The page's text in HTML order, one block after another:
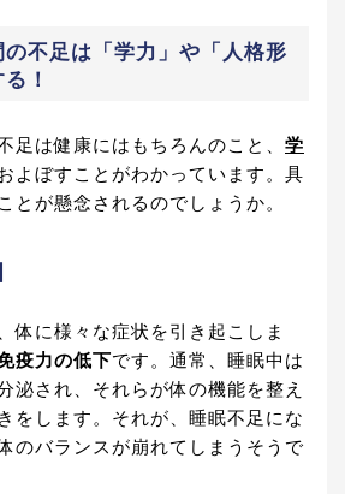
不足は「学力」や「人格形
！
足は健康にはもちろんのこと、 学
よぼすことがわかっています。具
とが懸念されるのでしょうか。
体に様々な症状を引き起こしま
疫力の低下です。通常、睡眠中は
泌され、それらが体の機能を整え
をします。それが、睡眠不足にな
のバランスが崩れてしまうそうで